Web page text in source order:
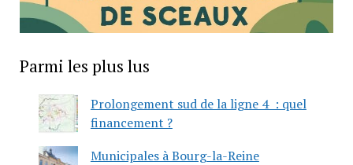
Parmi les plus lus
Prolongement sud de la ligne 4 : quel
financement ?
Municipales à Bourg-la-Reine